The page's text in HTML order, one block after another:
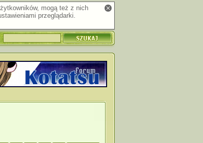
mogą też z nich
przeglądarki.